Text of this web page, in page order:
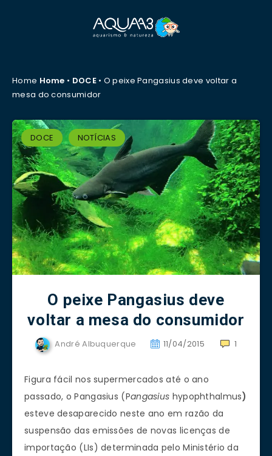
Home Home • DOCE• O peixe Pangasius deve voltar a
mesa do consumidor
DOCE NOTÍCIAS
O peixe Pangasius deve
voltar a mesa do consumidor
André Albuquerque 11/04/2015 1
Figura fácil nos supermercados até o ano
passado, o Pangasius (Pangasius hypophthalmus)
esteve desaparecido neste ano em razão da
suspensão das emissões de novas licenças de
importação (LIs) determinada pelo Ministério da